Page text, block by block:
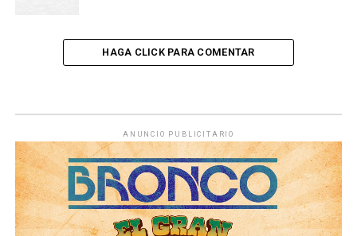
HAGA CLICK PARA COMENTAR
ANUNCIO PUBLICITARIO